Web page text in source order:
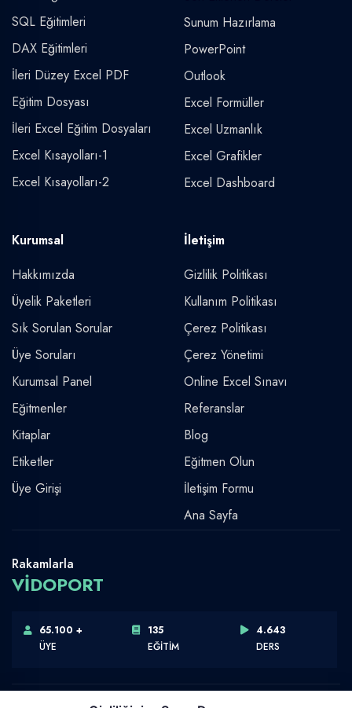
SQL Eğitimleri
DAX Eğitimleri
İleri Düzey Excel PDF
Eğitim Dosyası
İleri Excel Eğitim Dosyaları
Excel Kısayolları-1
Excel Kısayolları-2
Sunum Hazırlama
PowerPoint
Outlook
Excel Formüller
Excel Uzmanlık
Excel Grafikler
Excel Dashboard
Kurumsal
Hakkımızda
Üyelik Paketleri
Sık Sorulan Sorular
Üye Soruları
Kurumsal Panel
Eğitmenler
Kitaplar
Etiketler
Üye Girişi
İletişim
Gizlilik Politikası
Kullanım Politikası
Çerez Politikası
Çerez Yönetimi
Online Excel Sınavı
Referanslar
Blog
Eğitmen Olun
İletişim Formu
Ana Sayfa
Rakamlarla
VİDOPORT
65.100 +
ÜYE
135
EĞİTİM
4.643
DERS